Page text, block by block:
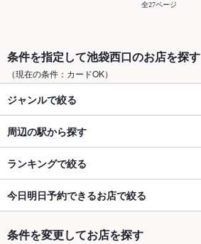
全27ページ
条件を指定して池袋西口のお店を探す
（現在の条件：カードOK）
ジャンルで絞る
周辺の駅から探す
ランキングで絞る
今日明日予約できるお店で絞る
条件を変更してお店を探す